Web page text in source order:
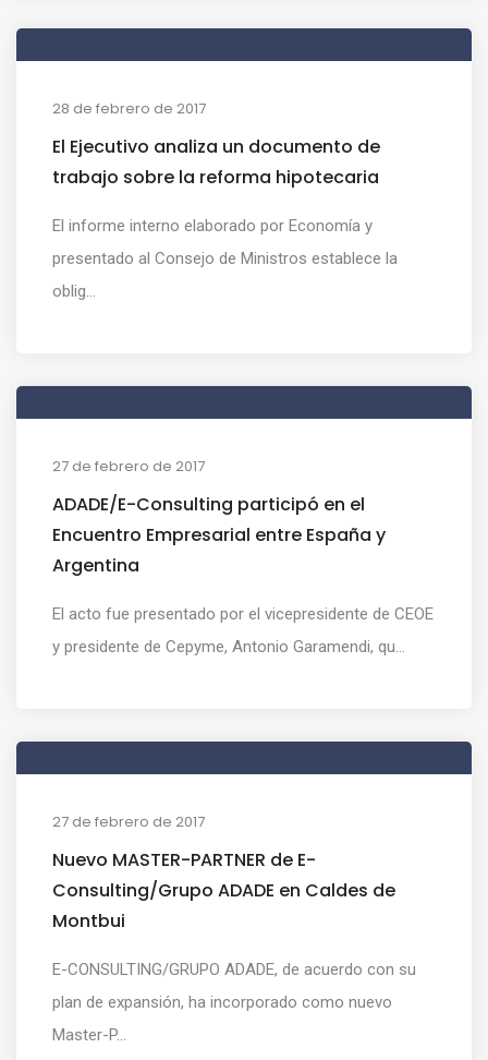
28 de febrero de 2017
El Ejecutivo analiza un documento de
trabajo sobre la reforma hipotecaria
El informe interno elaborado por Economía y
presentado al Consejo de Ministros establece la
oblig...
27 de febrero de 2017
ADADE/E-Consulting participó en el
Encuentro Empresarial entre España y
Argentina
El acto fue presentado por el vicepresidente de CEOE
y presidente de Cepyme, Antonio Garamendi, qu...
27 de febrero de 2017
Nuevo MASTER-PARTNER de E-
Consulting/Grupo ADADE en Caldes de
Montbui
E-CONSULTING/GRUPO ADADE, de acuerdo con su
plan de expansión, ha incorporado como nuevo
Master-P...